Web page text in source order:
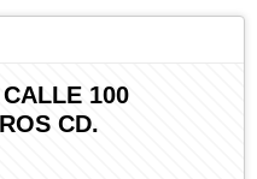
100
CD.